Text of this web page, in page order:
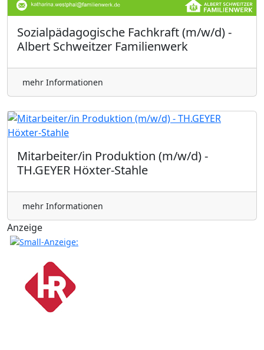
Sozialpädagogische Fachkraft (m/w/d) -
Albert Schweitzer Familienwerk
mehr Informationen
Mitarbeiter/in Produktion (m/w/d) -
TH.GEYER Höxter-Stahle
mehr Informationen
Anzeige